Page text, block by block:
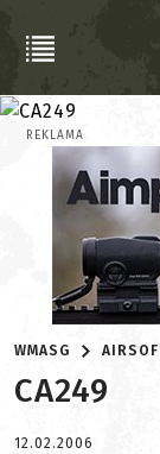
REKLAMA
WMASG
CA249
12.02.2006